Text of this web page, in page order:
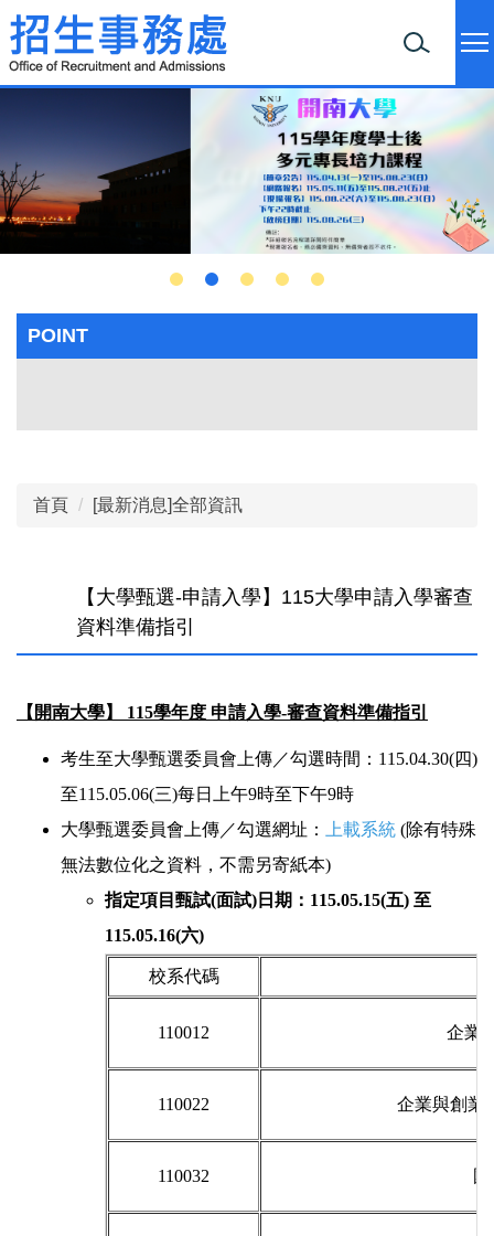
跳
到
主
區
POINT
首頁 [最新消息]全部資訊
【大學甄選-申請入學】115大學申請入學審查
資料準備指引
【開南大學】 115學年度 申請入學-審查資料準備指引
考生至大學甄選委員會上傳／勾選時間：115.04.30(四)
至115.05.06(三)每日上午9時至下午9時
大學甄選委員會上傳／勾選網址：
上載系統 (除有特殊
無法數位化之資料，不需另寄紙本)
指定項目甄試(面試)日期：115.05.15(五) 至
115.05.16(六)
校系代碼
110012 企業
110022 企業與創業
110032